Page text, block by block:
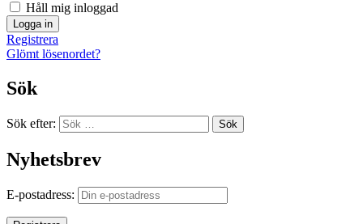
Håll mig inloggad
Registrera
Glömt lösenordet?
Sök
Sök efter: Sök
Nyhetsbrev
E-postadress: